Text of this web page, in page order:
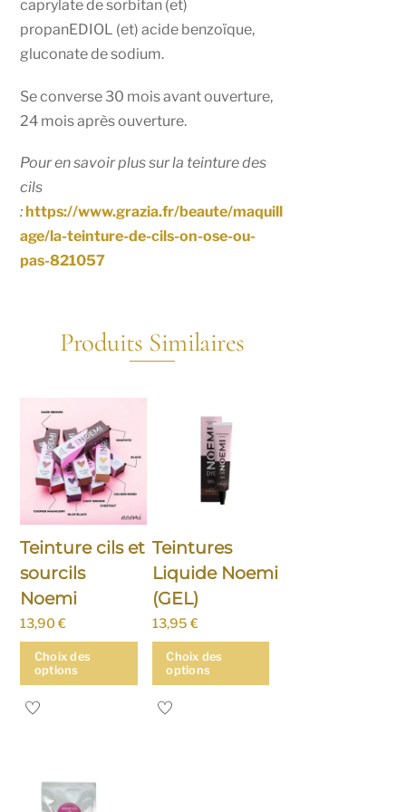
caprylate de sorbitan (et)
propanEDIOL (et) acide benzoïque,
gluconate de sodium.
Se converse 30 mois avant ouverture,
24 mois après ouverture.
Pour en savoir plus sur la teinture des
cils
:https://www.grazia.fr/beaute/maquill
age/la-teinture-de-cils-on-ose-ou-
pas-821057
Produits Similaires
Teinture cils et
sourcils
Noemi
13,90€
Choix des
options
Ce
plusieurs
variations.
Teintures
Liquide Noemi
(GEL)
13,95€
Choix des
options
Ce